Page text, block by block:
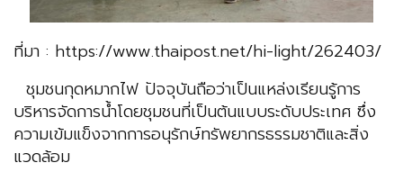
ที่มา : https://www.thaipost.net/hi-light/262403/
ชุมชนกุดหมากไฟ ปัจจุบันถือว่าเป็นแหล่งเรียนรู้การ
บริหารจัดการน้ำโดยชุมชนที่เป็นต้นแบบระดับประเทศ ซึ่ง
ความเข้มแข็งจากการอนุรักษ์ทรัพยากรธรรมชาติและสิ่ง
แวดล้อม